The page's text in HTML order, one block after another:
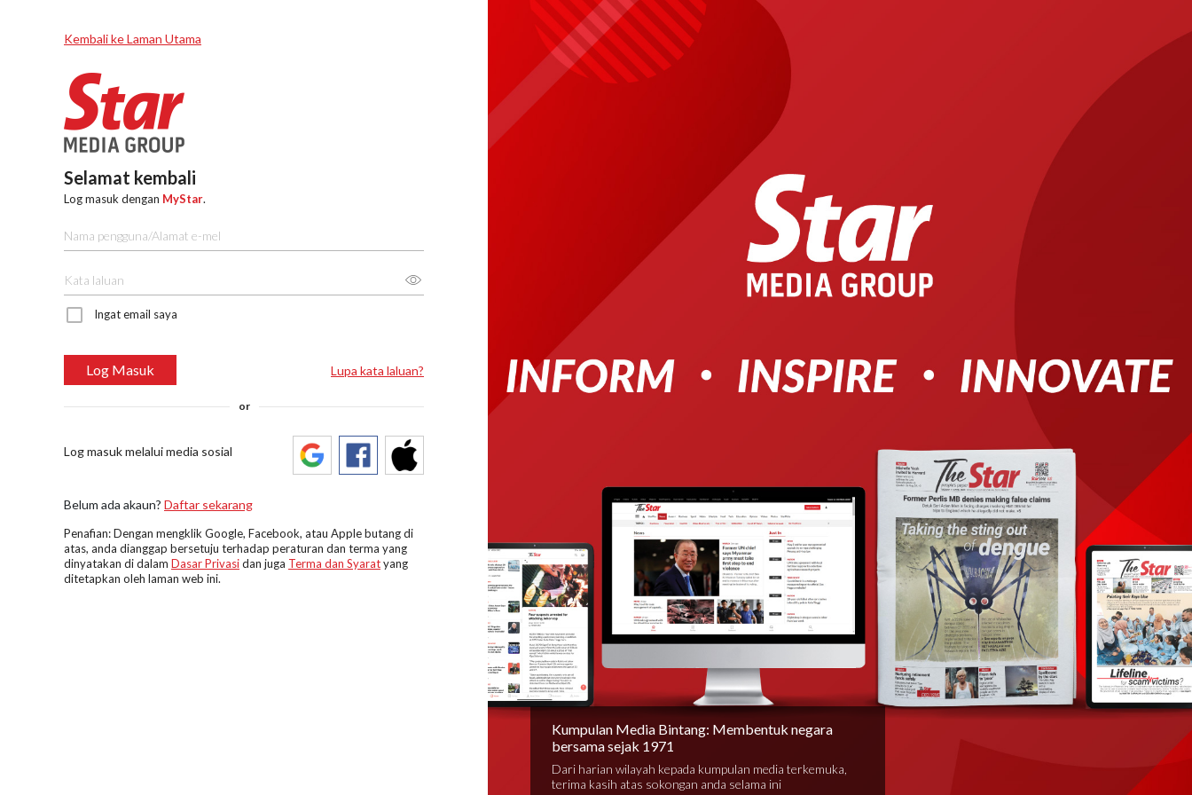
Kembali ke Laman Utama
Selamat kembali
Log masuk dengan MyStar.
Ingat email saya
Log Masuk Lupa kata laluan?
or
Log masuk melalui media sosial
Belum ada akaun? Daftar sekarang
Penafian: Dengan mengklik Google, Facebook, atau Apple butang di
atas, anda dianggap bersetuju terhadap peraturan dan terma yang
dinyatakan di dalam Dasar Privasidan juga Terma dan Syaratyang
ditetapkan oleh laman web ini.
Kumpulan Media Bintang: Membentuk negara
bersama sejak 1971
Dari harian wilayah kepada kumpulan media terkemuka,
terima kasih atas sokongan anda selama ini